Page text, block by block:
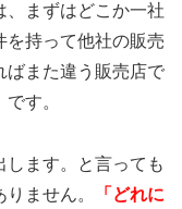
、まずはどこか一社
を持って他社の販売
ばまた違う販売店で
です。
します。と言っても
ません。
「どれに